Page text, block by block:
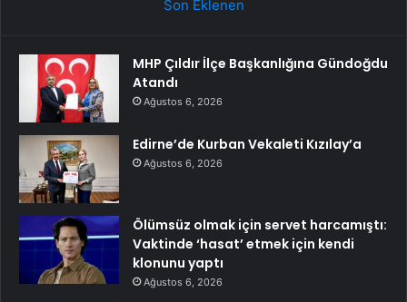
Son Eklenen
MHP Çıldır İlçe Başkanlığına Gündoğdu
Atandı
Ağustos 6, 2026
Edirne’de Kurban Vekaleti Kızılay’a
Ağustos 6, 2026
Ölümsüz olmak için servet harcamıştı:
Vaktinde ‘hasat’ etmek için kendi
klonunu yaptı
Ağustos 6, 2026